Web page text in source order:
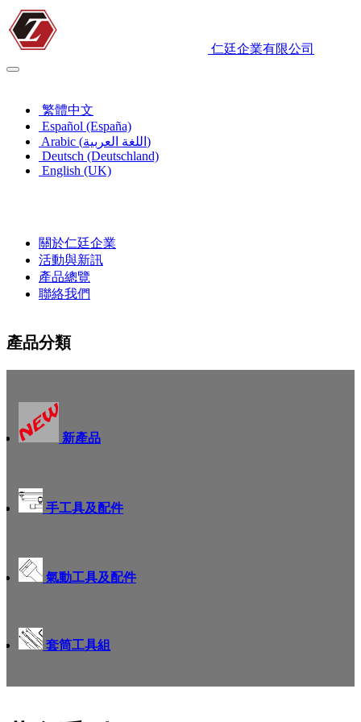
仁廷企業有限公司
繁體中文
Español (España)
Arabic (اللغة العربية)
Deutsch (Deutschland)
English (UK)
關於仁廷企業
活動與新訊
產品總覽
聯絡我們
產品分類
新產品
手工具及配件
氣動工具及配件
套筒工具組